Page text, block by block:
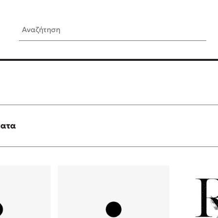
Αναζήτηση
είναι «το πρόβλημα»
Τι είναι η
Δανάη Δεληγεώργη
Συγχαρητήρια, Πέθανες!